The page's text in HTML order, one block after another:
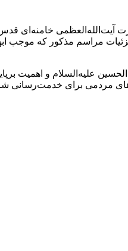
خامنه‌ای
مراسم مذکور که موجب
علیه‌السلام و اهمیت
مردمی برای خدمت‌رسانی